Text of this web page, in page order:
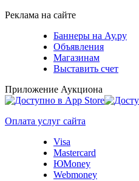
Реклама на сайте
Баннеры на Ау.ру
Объявления
Магазинам
Выставить счет
Приложение Аукциона
Оплата услуг сайта
Visa
Mastercard
ЮMoney
Webmoney